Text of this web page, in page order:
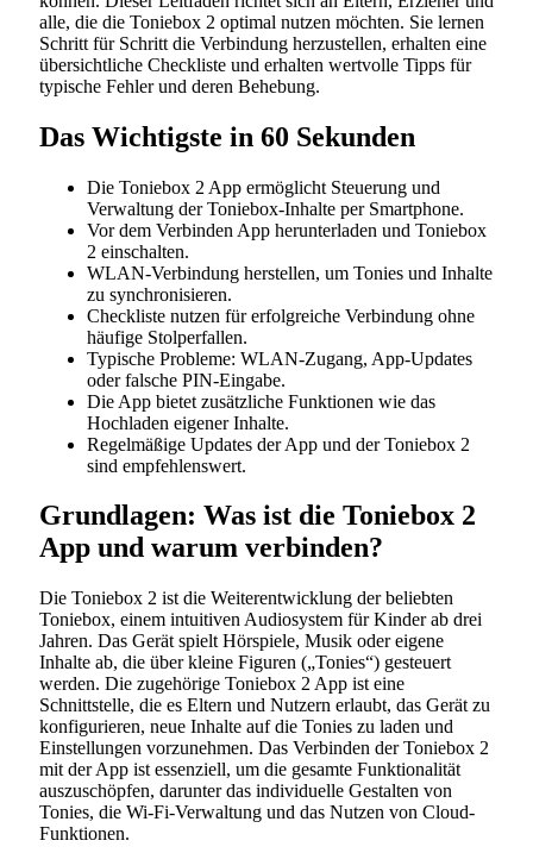
alle, die die Toniebox 2 optimal nutzen möchten. Sie lernen
Schritt für Schritt die Verbindung herzustellen, erhalten eine
übersichtliche Checkliste und erhalten wertvolle Tipps für
typische Fehler und deren Behebung.
Das Wichtigste in 60 Sekunden
Die Toniebox 2 App ermöglicht Steuerung und
Verwaltung der Toniebox-Inhalte per Smartphone.
Vor dem Verbinden App herunterladen und Toniebox
2 einschalten.
WLAN-Verbindung herstellen, um Tonies und Inhalte
zu synchronisieren.
Checkliste nutzen für erfolgreiche Verbindung ohne
häufige Stolperfallen.
Typische Probleme: WLAN-Zugang, App-Updates
oder falsche PIN-Eingabe.
Die App bietet zusätzliche Funktionen wie das
Hochladen eigener Inhalte.
Regelmäßige Updates der App und der Toniebox 2
sind empfehlenswert.
Grundlagen: Was ist die Toniebox 2
App und warum verbinden?
Die Toniebox 2 ist die Weiterentwicklung der beliebten
Toniebox, einem intuitiven Audiosystem für Kinder ab drei
Jahren. Das Gerät spielt Hörspiele, Musik oder eigene
Inhalte ab, die über kleine Figuren („Tonies“) gesteuert
werden. Die zugehörige Toniebox 2 App ist eine
Schnittstelle, die es Eltern und Nutzern erlaubt, das Gerät zu
konfigurieren, neue Inhalte auf die Tonies zu laden und
Einstellungen vorzunehmen. Das Verbinden der Toniebox 2
mit der App ist essenziell, um die gesamte Funktionalität
auszuschöpfen, darunter das individuelle Gestalten von
Tonies, die Wi-Fi-Verwaltung und das Nutzen von Cloud-
Funktionen.